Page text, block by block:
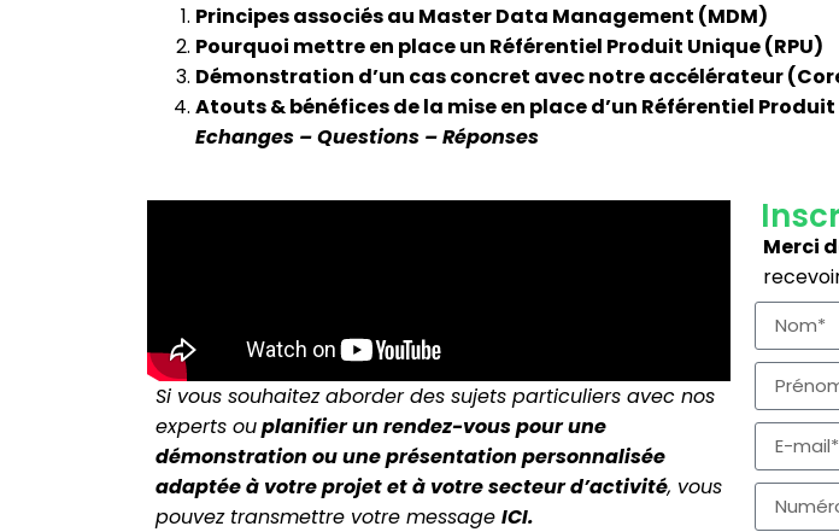
Principes associés au Master Data Management (MDM)
Pourquoi mettre en place un Référentiel Produit Unique (RPU)
Démonstration d’un cas concret avec notre accélérateur
Atouts & bénéfices de la mise en place d’un Référentiel Produit
Echanges – Questions – Réponses
Si vous souhaitez aborder des sujets particuliers avec nos
experts ouplanifier un rendez-vous pour une
démonstration ou une présentation personnalisée
adaptée à votre projet et à votre secteur d’activité, vous
pouvez transmettre votre message ICI.
Merci